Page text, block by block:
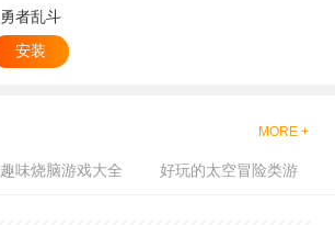
勇者乱斗
安装
MORE +
趣味烧脑游戏大全 好玩的太空冒险类游